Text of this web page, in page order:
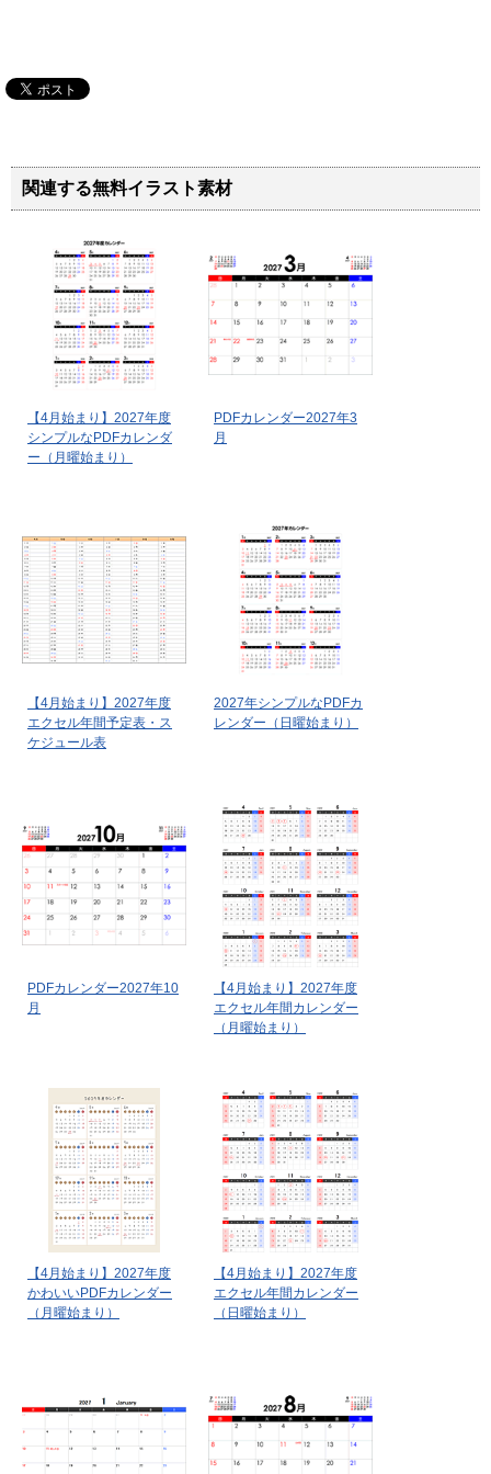
関連する無料イラスト素材
【4月始まり】2027年度
シンプルなPDFカレンダ
ー（月曜始まり）
PDFカレンダー2027年3
月
【4月始まり】2027年度
エクセル年間予定表・ス
ケジュール表
2027年シンプルなPDFカ
レンダー（日曜始まり）
PDFカレンダー2027年10
月
【4月始まり】2027年度
エクセル年間カレンダー
（月曜始まり）
【4月始まり】2027年度
かわいいPDFカレンダー
（月曜始まり）
【4月始まり】2027年度
エクセル年間カレンダー
（日曜始まり）